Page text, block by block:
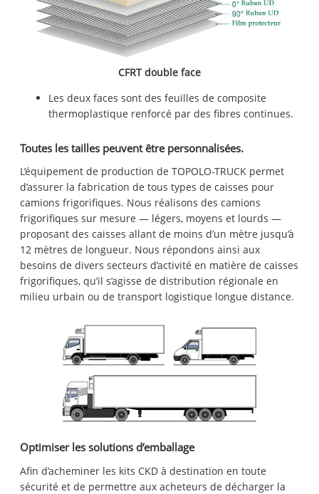
CFRT double face
Les deux faces sont des feuilles de composite
thermoplastique renforcé par des fibres continues.
Toutes les tailles peuvent être personnalisées.
L’équipement de production de TOPOLO-TRUCK permet
d’assurer la fabrication de tous types de caisses pour
camions frigorifiques. Nous réalisons des camions
frigorifiques sur mesure — légers, moyens et lourds —
proposant des caisses allant de moins d’un mètre jusqu’à
12 mètres de longueur. Nous répondons ainsi aux
besoins de divers secteurs d’activité en matière de caisses
frigorifiques, qu’il s’agisse de distribution régionale en
milieu urbain ou de transport logistique longue distance.
Optimiser les solutions d’emballage
Afin d’acheminer les kits CKD à destination en toute
sécurité et de permettre aux acheteurs de décharger la